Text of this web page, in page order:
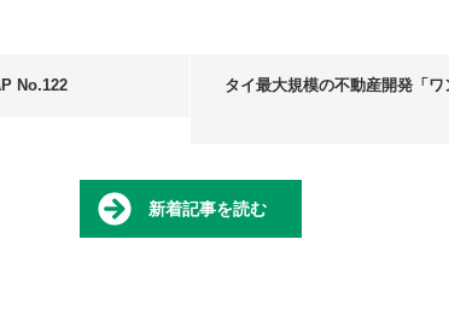
No.122
タイ最大規模の不動産開発「ワ
新着記事を読む